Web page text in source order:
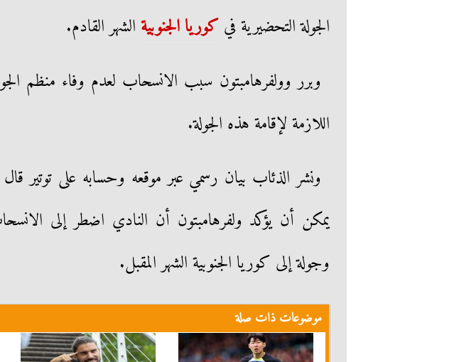
الجولة التحضيرية فيكوريا الجنوبيةالشهر القادم.
وبرر وولفرهامبتون سبب الانسحاب لعدم وفاء منظم الجولة
اللازمة لإقامة هذه الجولة.
ونشر الذئاب بيان رسمي عبر موقعه وحسابه على توتير
يمكن أن يؤكد ولفرهامبتون أن النادي اضطر إلى
وجولة إلى كوريا الجنوبية الشهر المقبل.
موضوعات ذات صلة